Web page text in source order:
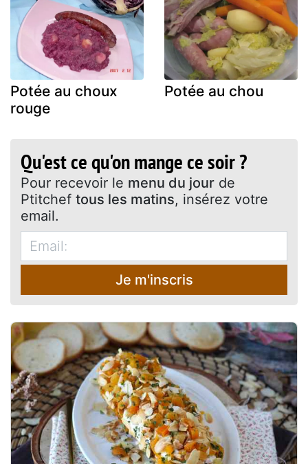
Potée au choux
rouge
Potée au chou
Qu'est ce qu'on mange ce soir ?
Pour recevoir le menu du jour de
Ptitchef tous les matins, insérez votre
email.
Je m'inscris